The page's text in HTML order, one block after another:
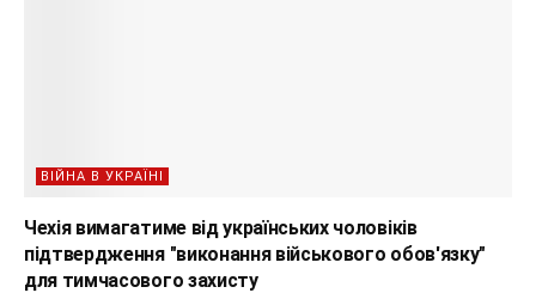
ВІЙНА В УКРАЇНІ
Чехія вимагатиме від українських чоловіків
підтвердження "виконання військового обов'язку"
для тимчасового захисту